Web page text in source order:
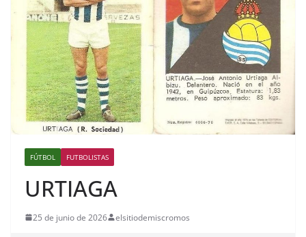
FÚTBOL FUTBOLISTAS
URTIAGA
25 de junio de 2026 elsitiodemiscromos